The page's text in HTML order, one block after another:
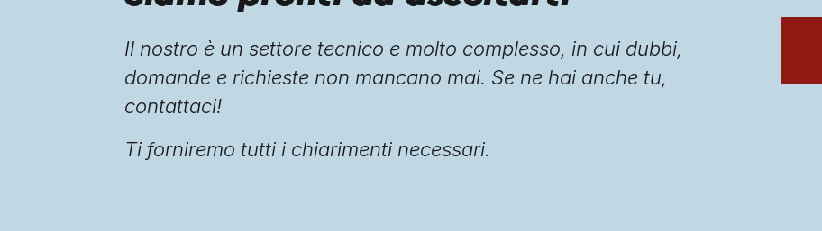
Il nostro è un settore tecnico e molto complesso, in cui dubbi,
domande e richieste non mancano mai. Se ne hai anche tu,
contattaci!
Ti forniremo tutti i chiarimenti necessari.